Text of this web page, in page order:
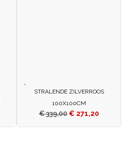
STRALENDE ZILVERROOS
100X100CM
€339,00 € 271,20